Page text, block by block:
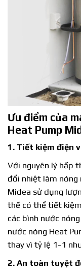
Ưu điểm của
Heat Pump
1. Tiết kiệm điện
Với nguyên lý hấp
đổi nhiệt làm
Midea sử dụng
thế có thể tiết
các bình nước
nước nóng Heat
thay vì tỷ lệ 1-1
2. An toàn tuyệt